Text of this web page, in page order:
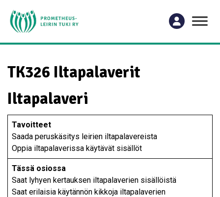
TK326 Iltapalaverit
Iltapalaveri
Tavoitteet
Saada peruskäsitys leirien iltapalavereista
Oppia iltapalaverissa käytävät sisällöt
Tässä osiossa
Saat lyhyen kertauksen iltapalaverien sisällöistä
Saat erilaisia käytännön kikkoja iltapalaverien